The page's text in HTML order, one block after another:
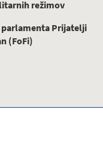
režimov
Prijatelji
(FoFi)